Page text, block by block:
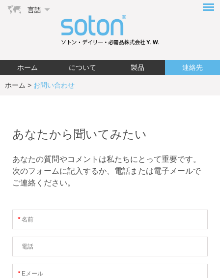
言語
ホーム について 製品 連絡先
ホーム > お問い合わせ
あなたから聞いてみたい
あなたの質問やコメントは私たちにとって重要です。
次のフォームに記入するか、電話または電子メールで
ご連絡ください。